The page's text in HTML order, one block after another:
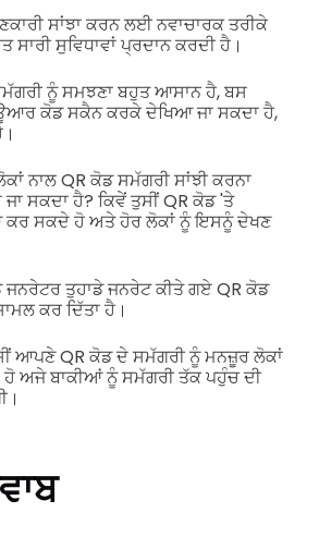
ਸਾਂਝਾ ਕਰਨ ਲਈ ਨਵਾਚਾਰਕ ਤਰੀਕੇ
ਸਾਰੀ ਸੁਵਿਧਾਵਾਂ ਪ੍ਰਦਾਨ ਕਰਦੀ ਹੈ।
ਨੂੰ ਸਮਝਣਾ ਬਹੁਤ ਆਸਾਨ ਹੈ, ਬਸ
ਕੋਡ ਸਕੈਨ ਕਰਕੇ ਦੇਖਿਆ ਜਾ ਸਕਦਾ ਹੈ,
ਨਾਲ QR ਕੋਡ ਸਮੱਗਰੀ ਸਾਂਝੀ ਕਰਨਾ
ਜਾ ਸਕਦਾ ਹੈ? ਕਿਵੇਂ ਤੁਸੀਂ QR ਕੋਡ 'ਤੇ
ਕਰ ਸਕਦੇ ਹੋ ਅਤੇ ਹੋਰ ਲੋਕਾਂ ਨੂੰ ਇਸਨੂੰ ਦੇਖਣ
ਜਨਰੇਟਰ ਤੁਹਾਡੇ ਜਨਰੇਟ ਕੀਤੇ ਗਏ QR ਕੋਡ
ਕਰ ਦਿੱਤਾ ਹੈ।
ਆਪਣੇ QR ਕੋਡ ਦੇ ਸਮੱਗਰੀ ਨੂੰ ਮਨਜ਼ੂਰ ਲੋਕਾਂ
ਹੋ ਅਜੇ ਬਾਕੀਆਂ ਨੂੰ ਸਮੱਗਰੀ ਤੱਕ ਪਹੁੰਚ ਦੀ